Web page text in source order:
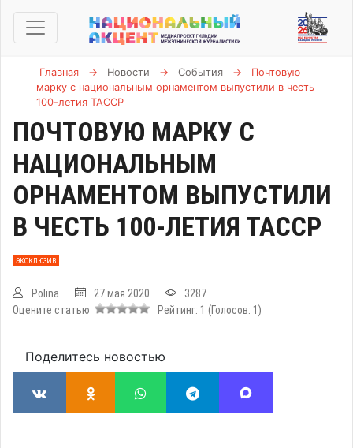
Главная → Новости → События →
Почтовую
марку с национальным орнаментом выпустили в честь
100-летия ТАССР
ПОЧТОВУЮ МАРКУ С
НАЦИОНАЛЬНЫМ
ОРНАМЕНТОМ ВЫПУСТИЛИ
В ЧЕСТЬ 100-ЛЕТИЯ ТАССР
ЭКСКЛЮЗИВ
Polina 27 мая 2020
3287
Оцените статью
Рейтинг: 1 (Голосов: 1 )
Поделитесь новостью